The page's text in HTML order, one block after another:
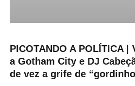
PICOTANDO A POLÍTICA |
a Gotham City e DJ
de vez a grife de